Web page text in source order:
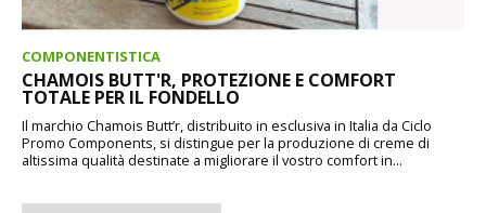
COMPONENTISTICA
CHAMOIS BUTT'R, PROTEZIONE E COMFORT
TOTALE PER IL FONDELLO
Il marchio Chamois Butt’r, distribuito in esclusiva in Italia da Ciclo
Promo Components, si distingue per la produzione di creme di
altissima qualità destinate a migliorare il vostro comfort in...